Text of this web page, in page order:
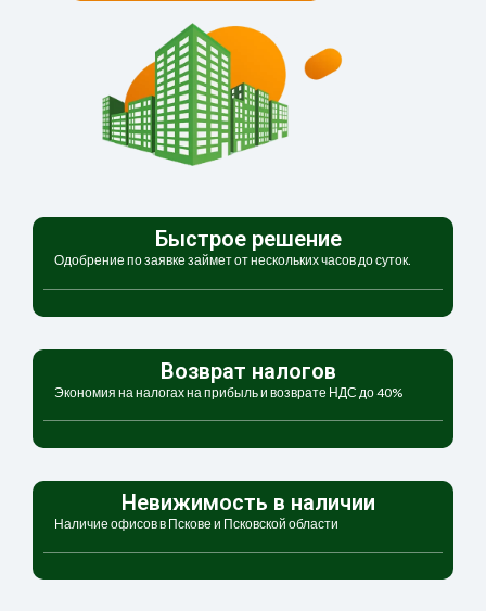
Быстрое решение
Одобрение по заявке займет от нескольких часов до суток.
Возврат налогов
Экономия на налогах на прибыль и возврате НДС до 40%
Невижимость в наличии
Наличие офисов в Пскове и Псковской области